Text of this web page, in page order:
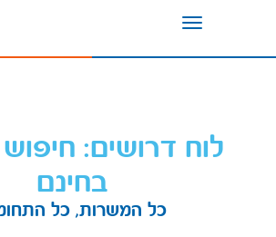
Toggle
לוח דרושים:
בחינם
כל המשרות, כל